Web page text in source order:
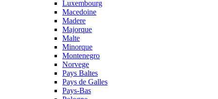
Luxembourg
Macedoine
Madere
Majorque
Malte
Minorque
Montenegro
Norvege
Pays Baltes
Pays de Galles
Pays-Bas